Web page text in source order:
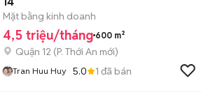
Mặt bằng kinh doanh
4,5 triệu/tháng 600 m²
Quận 12 (P. Thới An mới)
Tran Huu Huy 5.0 1 đã bán